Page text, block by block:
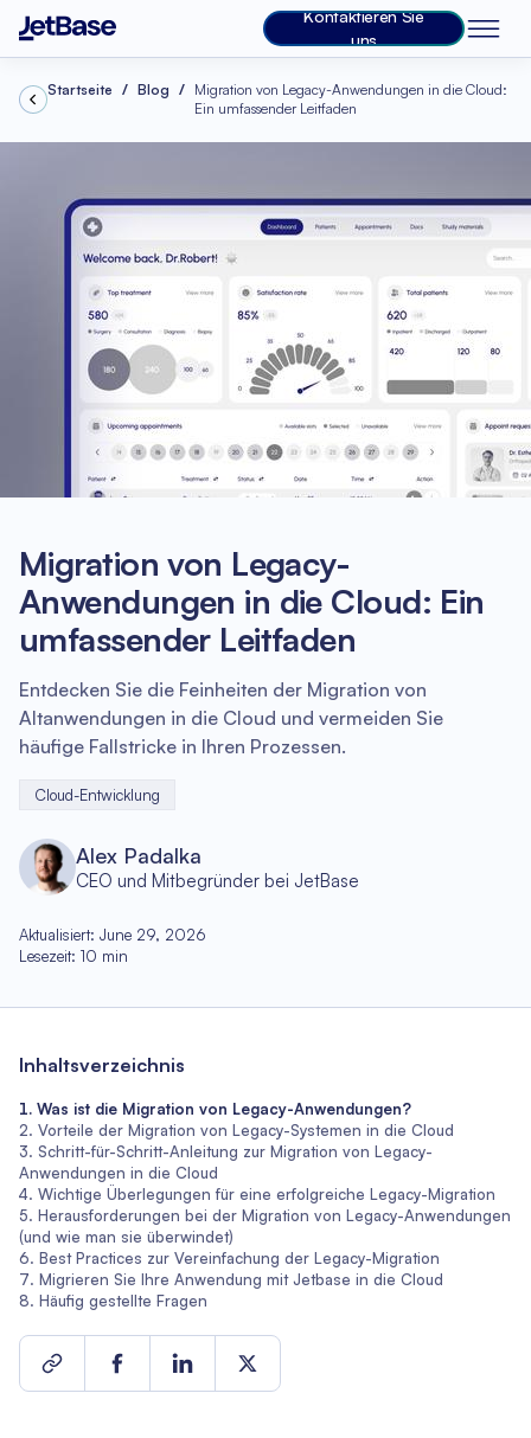
Kontaktieren Sie
uns
Startseite Blog
Migration von Legacy-Anwendungen in die Cloud:
Ein umfassender Leitfaden
Migration von Legacy-
Anwendungen in die Cloud: Ein
umfassender Leitfaden
Entdecken Sie die Feinheiten der Migration von
Altanwendungen in die Cloud und vermeiden Sie
häufige Fallstricke in Ihren Prozessen.
Cloud-Entwicklung
Alex Padalka
CEO und Mitbegründer bei JetBase
Aktualisiert: June 29, 2026
Lesezeit: 10 min
Inhaltsverzeichnis
Was ist die Migration von Legacy-Anwendungen?
Vorteile der Migration von Legacy-Systemen in die Cloud
Schritt-für-Schritt-Anleitung zur Migration von Legacy-
Anwendungen in die Cloud
Wichtige Überlegungen für eine erfolgreiche Legacy-Migration
Herausforderungen bei der Migration von Legacy-Anwendungen
(und wie man sie überwindet)
Best Practices zur Vereinfachung der Legacy-Migration
Migrieren Sie Ihre Anwendung mit Jetbase in die Cloud
Häufig gestellte Fragen